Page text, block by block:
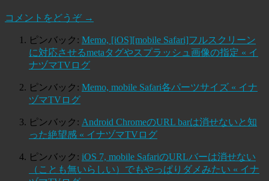
コメントをどうぞ →
ピンバック: Memo, [iOS][mobile Safari]フルスクリーン
に対応させるmetaタグやスプラッシュ画像の指定 « イ
ナヅマTVログ
ピンバック: Memo, mobile Safari各パーツサイズ « イナ
ヅマTVログ
ピンバック: Android ChromeのURL barは消せないと知
った絶望感 « イナヅマTVログ
ピンバック: iOS 7, mobile SafariのURLバーは消せない
（ことも無いらしい）でもやっぱりダメみたい « イナ